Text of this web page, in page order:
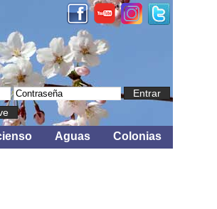
Entrar
Aguas Colonias